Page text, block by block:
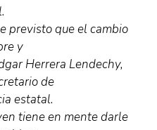
previsto que el cambio
y
Herrera Lendechy,
de
estatal.
tiene en mente darle